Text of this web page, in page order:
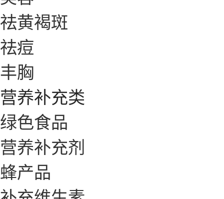
祛黄褐斑
祛痘
丰胸
营养补充类
绿色食品
营养补充剂
蜂产品